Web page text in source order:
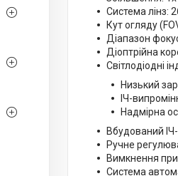
Система лінз:
Кут огляду
Діапазон
Діоптрійна
Світлодіодні
Низький
ІЧ-
Надмірна
Вбудований
Ручне
Вимкнення при
Система